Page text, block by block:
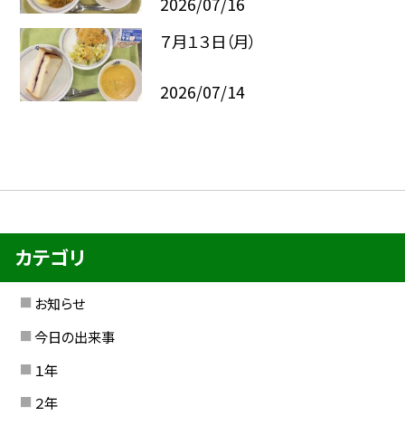
７月１３日（月）
2026/07/14
カテゴリ
お知らせ
今日の出来事
１年
２年